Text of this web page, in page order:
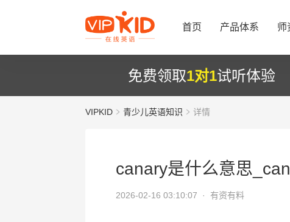
首页 产品体系 师
免费领取1对1试听体验
VIPKID 青少儿英语知识 详情
canary是什么意思
2026-02-16 03:10:07 · 有资有料